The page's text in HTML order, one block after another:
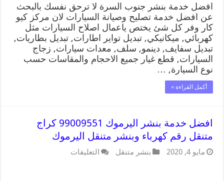
افضل خدمة بنشر جنوب السرة لا ترحق نفسك بالبحث
عن افضل خدمة تصليح وصيانة السيارات لان مركز كيو
كار وفر كل شئ يختص ياعمال اصلاح السيارات مثل
كهربائي, ميكانيكي, تبديل تواير اطارات, تبديل بطاريات,
تبديل سفايف, دينمو, سلف, معدات سيارات, زجاج
السيارات, قطع غيار جميع الاحجام والمقاسات حسب
نوع السيارة, …
أكمل القراءة »
افضل خدمة بنشر اليرموك 99009551 كراج
متنقل رقم كهرباء وبنشر متنقل اليرموك
مايو 4, 2020 بنشر متنقل التعليقات